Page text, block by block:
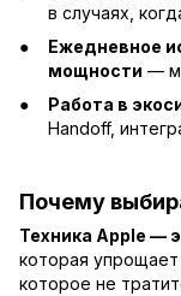
в случаях,
Ежедневное
мощности —
Работа в
Handoff,
Почему
Техника Apple —
которая
которое не